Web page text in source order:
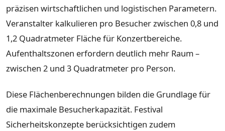
präzisen wirtschaftlichen und logistischen Parametern.
Veranstalter kalkulieren pro Besucher zwischen 0,8 und
1,2 Quadratmeter Fläche für Konzertbereiche.
Aufenthaltszonen erfordern deutlich mehr Raum –
zwischen 2 und 3 Quadratmeter pro Person.
Diese Flächenberechnungen bilden die Grundlage für
die maximale Besucherkapazität. Festival
Sicherheitskonzepte berücksichtigen zudem